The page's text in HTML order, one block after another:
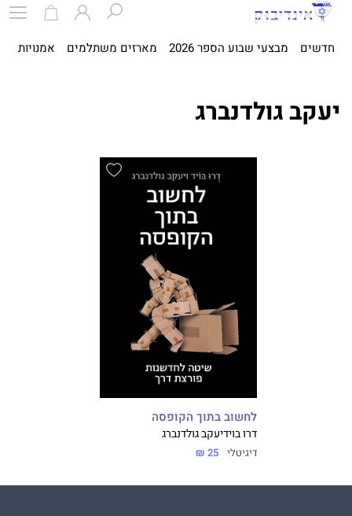
חדשים מבצעי שבוע הספר 2026 מארזים משתלמים אמנויות
יעקב גולדנברג
לחשוב בתוך הקופסה
דרו בוידיעקב גולדנברג
דיגיטלי 25 ₪